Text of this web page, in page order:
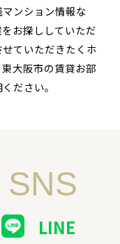
ンション情報な
お探ししていただ
ていただきたくホ
大阪市の賃貸お部
ださい。
SNS
LINE